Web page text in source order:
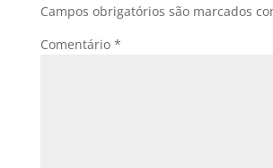
Campos obrigatórios são marcados
Comentário *